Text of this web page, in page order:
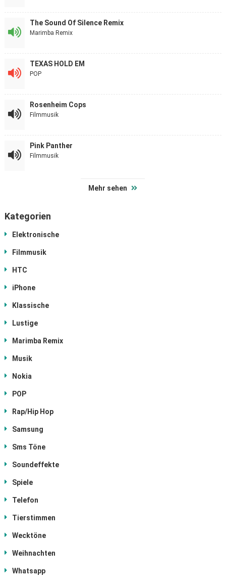
The Sound Of Silence Remix
Marimba Remix
TEXAS HOLD EM
POP
Rosenheim Cops
Filmmusik
Pink Panther
Filmmusik
Mehr sehen
Kategorien
Elektronische
Filmmusik
HTC
iPhone
Klassische
Lustige
Marimba Remix
Musik
Nokia
POP
Rap/Hip Hop
Samsung
Sms Töne
Soundeffekte
Spiele
Telefon
Tierstimmen
Wecktöne
Weihnachten
Whatsapp